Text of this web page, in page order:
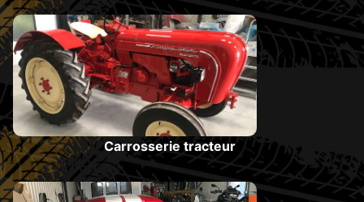
Carrosserie tracteur